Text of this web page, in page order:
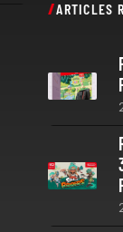
h ARTICLES